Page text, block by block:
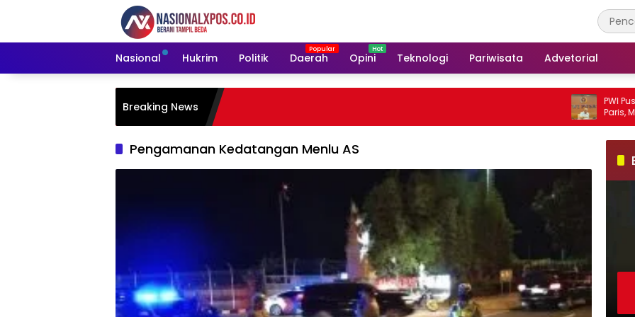
Nasional
Hukrim Politik Daerah Opini Teknologi Pariwisata Advetorial
Breaking News
PWI Pusat
Paris, Minta
Pengamanan Kedatangan Menlu AS